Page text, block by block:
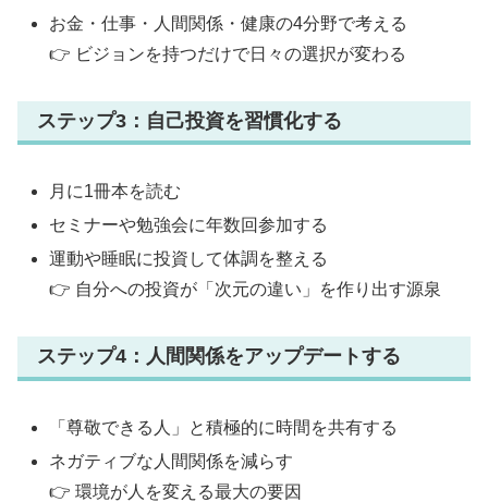
お金・仕事・人間関係・健康の4分野で考える
👉 ビジョンを持つだけで日々の選択が変わる
ステップ3：自己投資を習慣化する
月に1冊本を読む
セミナーや勉強会に年数回参加する
運動や睡眠に投資して体調を整える
👉 自分への投資が「次元の違い」を作り出す源泉
ステップ4：人間関係をアップデートする
「尊敬できる人」と積極的に時間を共有する
ネガティブな人間関係を減らす
👉 環境が人を変える最大の要因